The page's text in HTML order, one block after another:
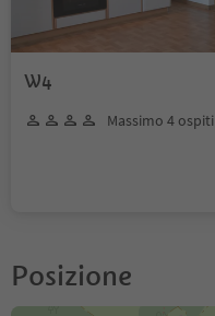
W4
Massimo 4 ospiti
Posizione